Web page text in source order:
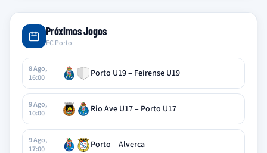
Próximos Jogos
FC Porto
8 Ago,
16:00
Porto U19 – Feirense U19
9 Ago,
10:00
Rio Ave U17 – Porto U17
9 Ago,
17:00
Porto – Alverca